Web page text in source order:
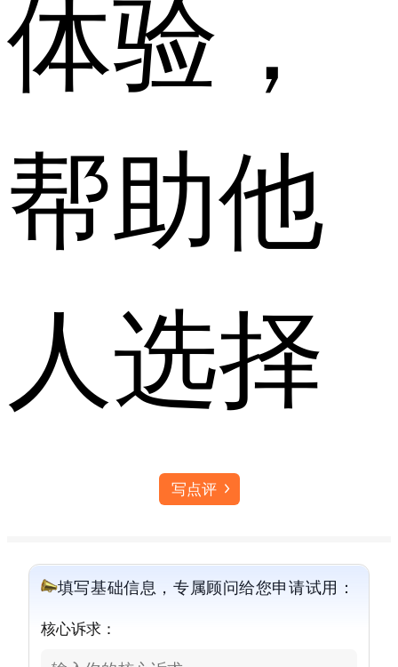
体验，
帮助他
人选择
写点评
填写基础信息，专属顾问给您申请试用：
核心诉求：